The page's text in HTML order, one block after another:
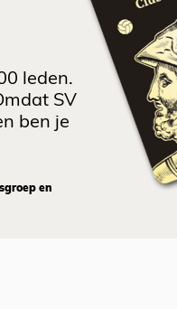
leden.
SV
ben je
en